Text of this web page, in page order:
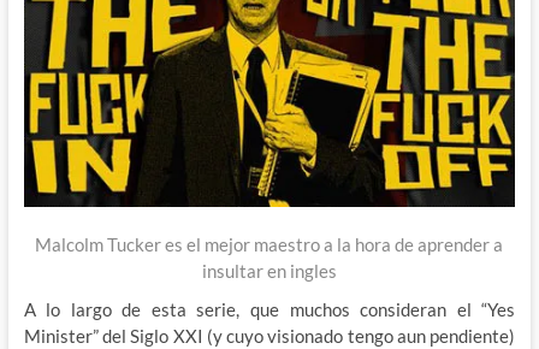
Malcolm Tucker es el mejor maestro a la hora de aprender a
insultar en ingles
A lo largo de esta serie, que muchos consideran el “Yes
Minister” del Siglo XXI (y cuyo visionado tengo aun pendiente)